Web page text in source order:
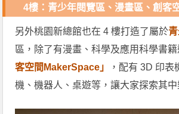
4樓：青少年閱覽區、漫畫區、創客
另外桃園新總館也在 4 樓打造了屬於
區，除了有漫畫、科學及應用科學書
客空間MakerSpace」
，配有 3D 印表
機、機器人、桌遊等，讓大家探索其中